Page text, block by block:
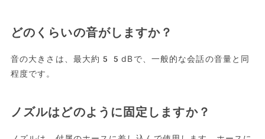
どのくらいの音がしますか？
音の大きさは、最大約55dBで、一般的な会話の音量と同
程度です。
ノズルはどのように固定しますか？